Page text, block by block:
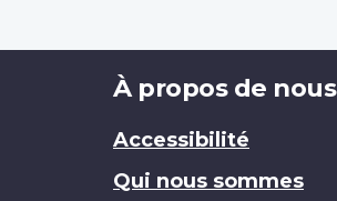
Brand
À propos de nous
Accessibilité
Qui nous sommes